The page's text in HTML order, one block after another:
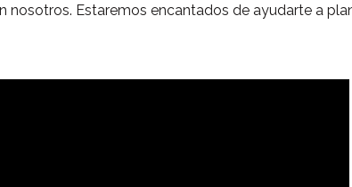
Estaremos encantados de ayudarte a